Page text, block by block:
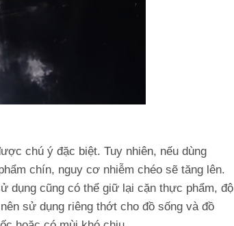
chú ý đặc biệt. Tuy nhiên, nếu dùng
chín, nguy cơ nhiễm chéo sẽ tăng lên.
dụng cũng có thể giữ lại cặn thực phẩm, độ
sử dụng riêng thớt cho đồ sống và đồ